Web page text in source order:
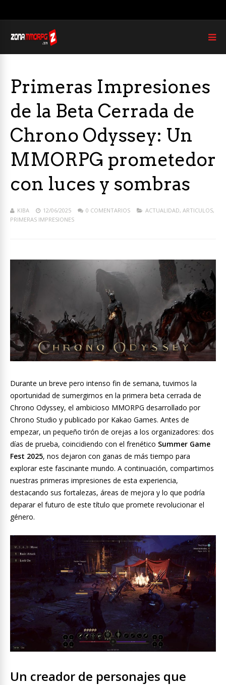
Primeras Impresiones
de la Beta Cerrada de
Chrono Odyssey: Un
MMORPG prometedor
con luces y sombras
KIBA 12/06/2025 0 COMENTARIOS ACTUALIDAD, ARTICULOS,
PRIMERAS IMPRESIONES
Durante un breve pero intenso fin de semana, tuvimos la
oportunidad de sumergirnos en la primera beta cerrada de
Chrono Odyssey, el ambicioso MMORPG desarrollado por
Chrono Studio y publicado por Kakao Games. Antes de
empezar, un pequeño tirón de orejas a los organizadores: dos
días de prueba, coincidiendo con el frenético Summer Game
Fest 2025, nos dejaron con ganas de más tiempo para
explorar este fascinante mundo. A continuación, compartimos
nuestras primeras impresiones de esta experiencia,
destacando sus fortalezas, áreas de mejora y lo que podría
deparar el futuro de este título que promete revolucionar el
género.
Un creador de personajes que